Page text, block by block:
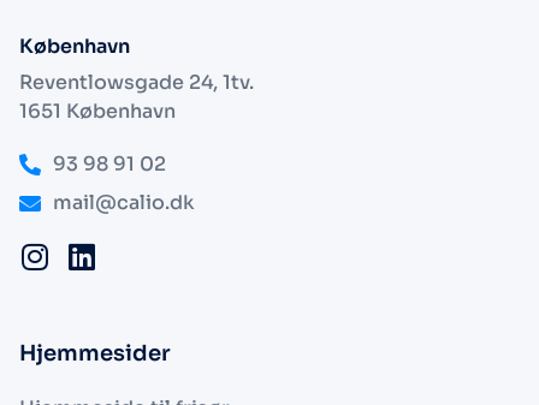
Hjemmesider
København
Reventlowsgade 24, 1tv.
1651 København
93 98 91 02
mail@calio.dk